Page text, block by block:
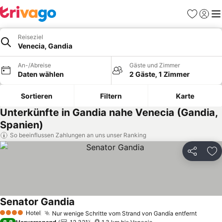
Favoriten
Reiseziel
Venecia, Gandia
An-/Abreise
Daten wählen
Gäste und Zimmer
2 Gäste, 1 Zimmer
Sortieren Filtern Karte
Unterkünfte in Gandia nahe Venecia (Gandia,
Spanien)
So beeinflussen Zahlungen an uns unser Ranking
Teilen
4 Sterne Hotel Nur wenige Schritte vom Strand von Gandía entferntPreise
Senator Gandia